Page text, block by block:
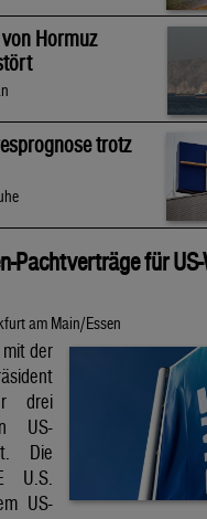
Hormuz
trotz
Pachtverträge für
am Main/Essen
der
drei
US-
Die
U.S.
US-